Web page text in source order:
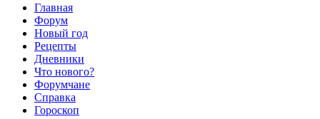
Главная
Форум
Новый год
Рецепты
Дневники
Что нового?
Форумчане
Справка
Гороскоп